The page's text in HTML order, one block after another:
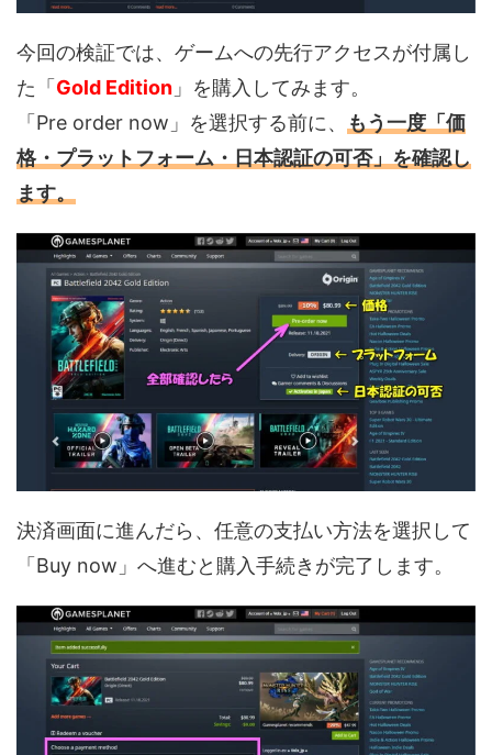
今回の検証では、ゲームへの先行アクセスが付属し
た「 Gold Edition 」を購入してみます。
「Pre order now」を選択する前に、 もう一度「価
格・プラットフォーム・日本認証の可否」を確認し
ます。
決済画面に進んだら、任意の支払い方法を選択して
「Buy now」へ進むと購入手続きが完了します。